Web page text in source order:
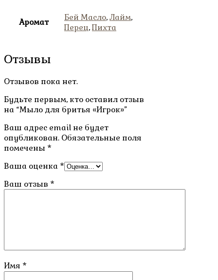
Аромат Бей Масло,Лайм,
Перец,Пихта
Отзывы
Отзывов пока нет.
Будьте первым, кто оставил отзыв
на “Мыло для бритья «Игрок»”
Ваш адрес email не будет
опубликован. Обязательные поля
помечены *
Ваша оценка *
Ваш отзыв *
Имя *